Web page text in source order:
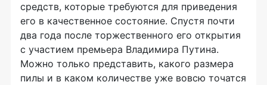
средств, которые требуются для приведения
его в качественное состояние. Спустя почти
два года после торжественного его открытия
с участием премьера Владимира Путина.
Можно только представить, какого размера
пилы и в каком количестве уже вовсю точатся